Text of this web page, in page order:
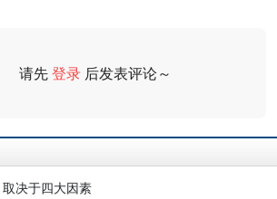
请先登录 后发表评论～
决于四大因素